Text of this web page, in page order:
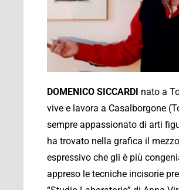
DOMENICO SICCARDI nato a
vive e lavora a Casalborgone
sempre appassionato di arti
ha trovato nella grafica il mezzo
espressivo che gli è più
appreso le tecniche incisorie